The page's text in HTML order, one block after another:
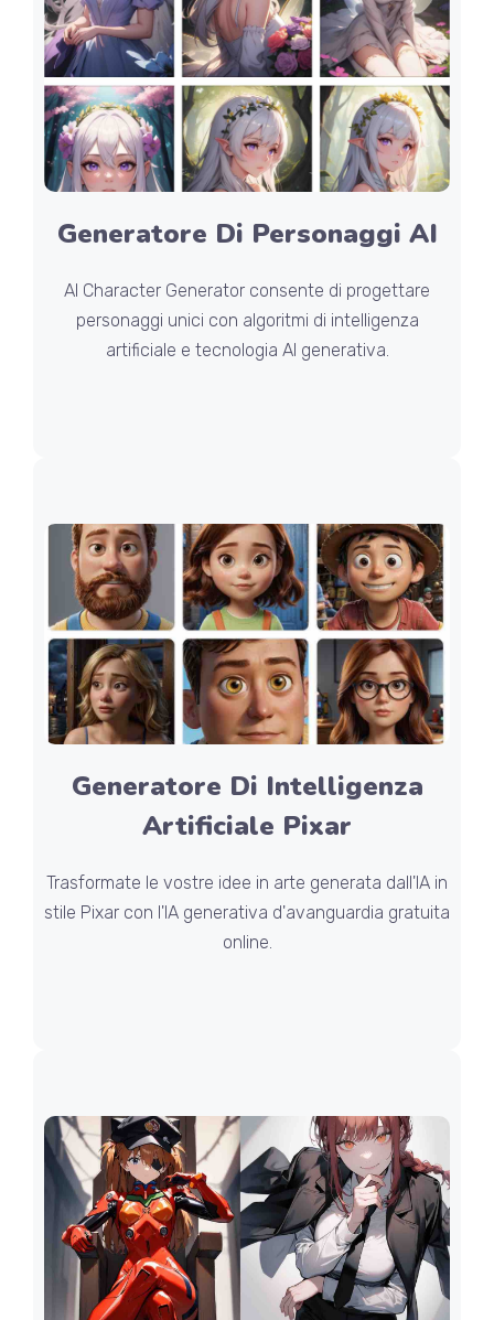
Generatore Di Personaggi AI
AI Character Generator consente di progettare
personaggi unici con algoritmi di intelligenza
artificiale e tecnologia AI generativa.
Generatore Di Intelligenza
Artificiale Pixar
Trasformate le vostre idee in arte generata dall'IA in
stile Pixar con l'IA generativa d'avanguardia gratuita
online.